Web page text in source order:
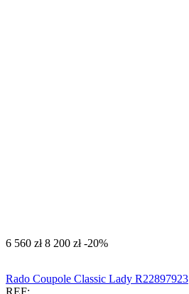
‍6 560‍ zł ‍8 200‍ zł -20%
Rado Coupole Classic Lady R22897923
REF: